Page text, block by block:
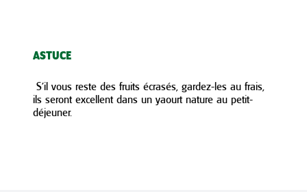
ASTUCE
S’il vous reste des fruits écrasés, gardez-les au frais,
ils seront excellent dans un yaourt nature au petit-
déjeuner.